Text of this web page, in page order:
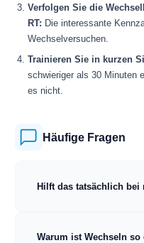
Verfolgen Sie die
RT: Die interessante
Wechselversuchen.
Trainieren Sie in kurzen
schwieriger als 30 Minuten
es nicht.
Häufige Fragen
Hilft das tatsächlich bei
Warum ist Wechseln so